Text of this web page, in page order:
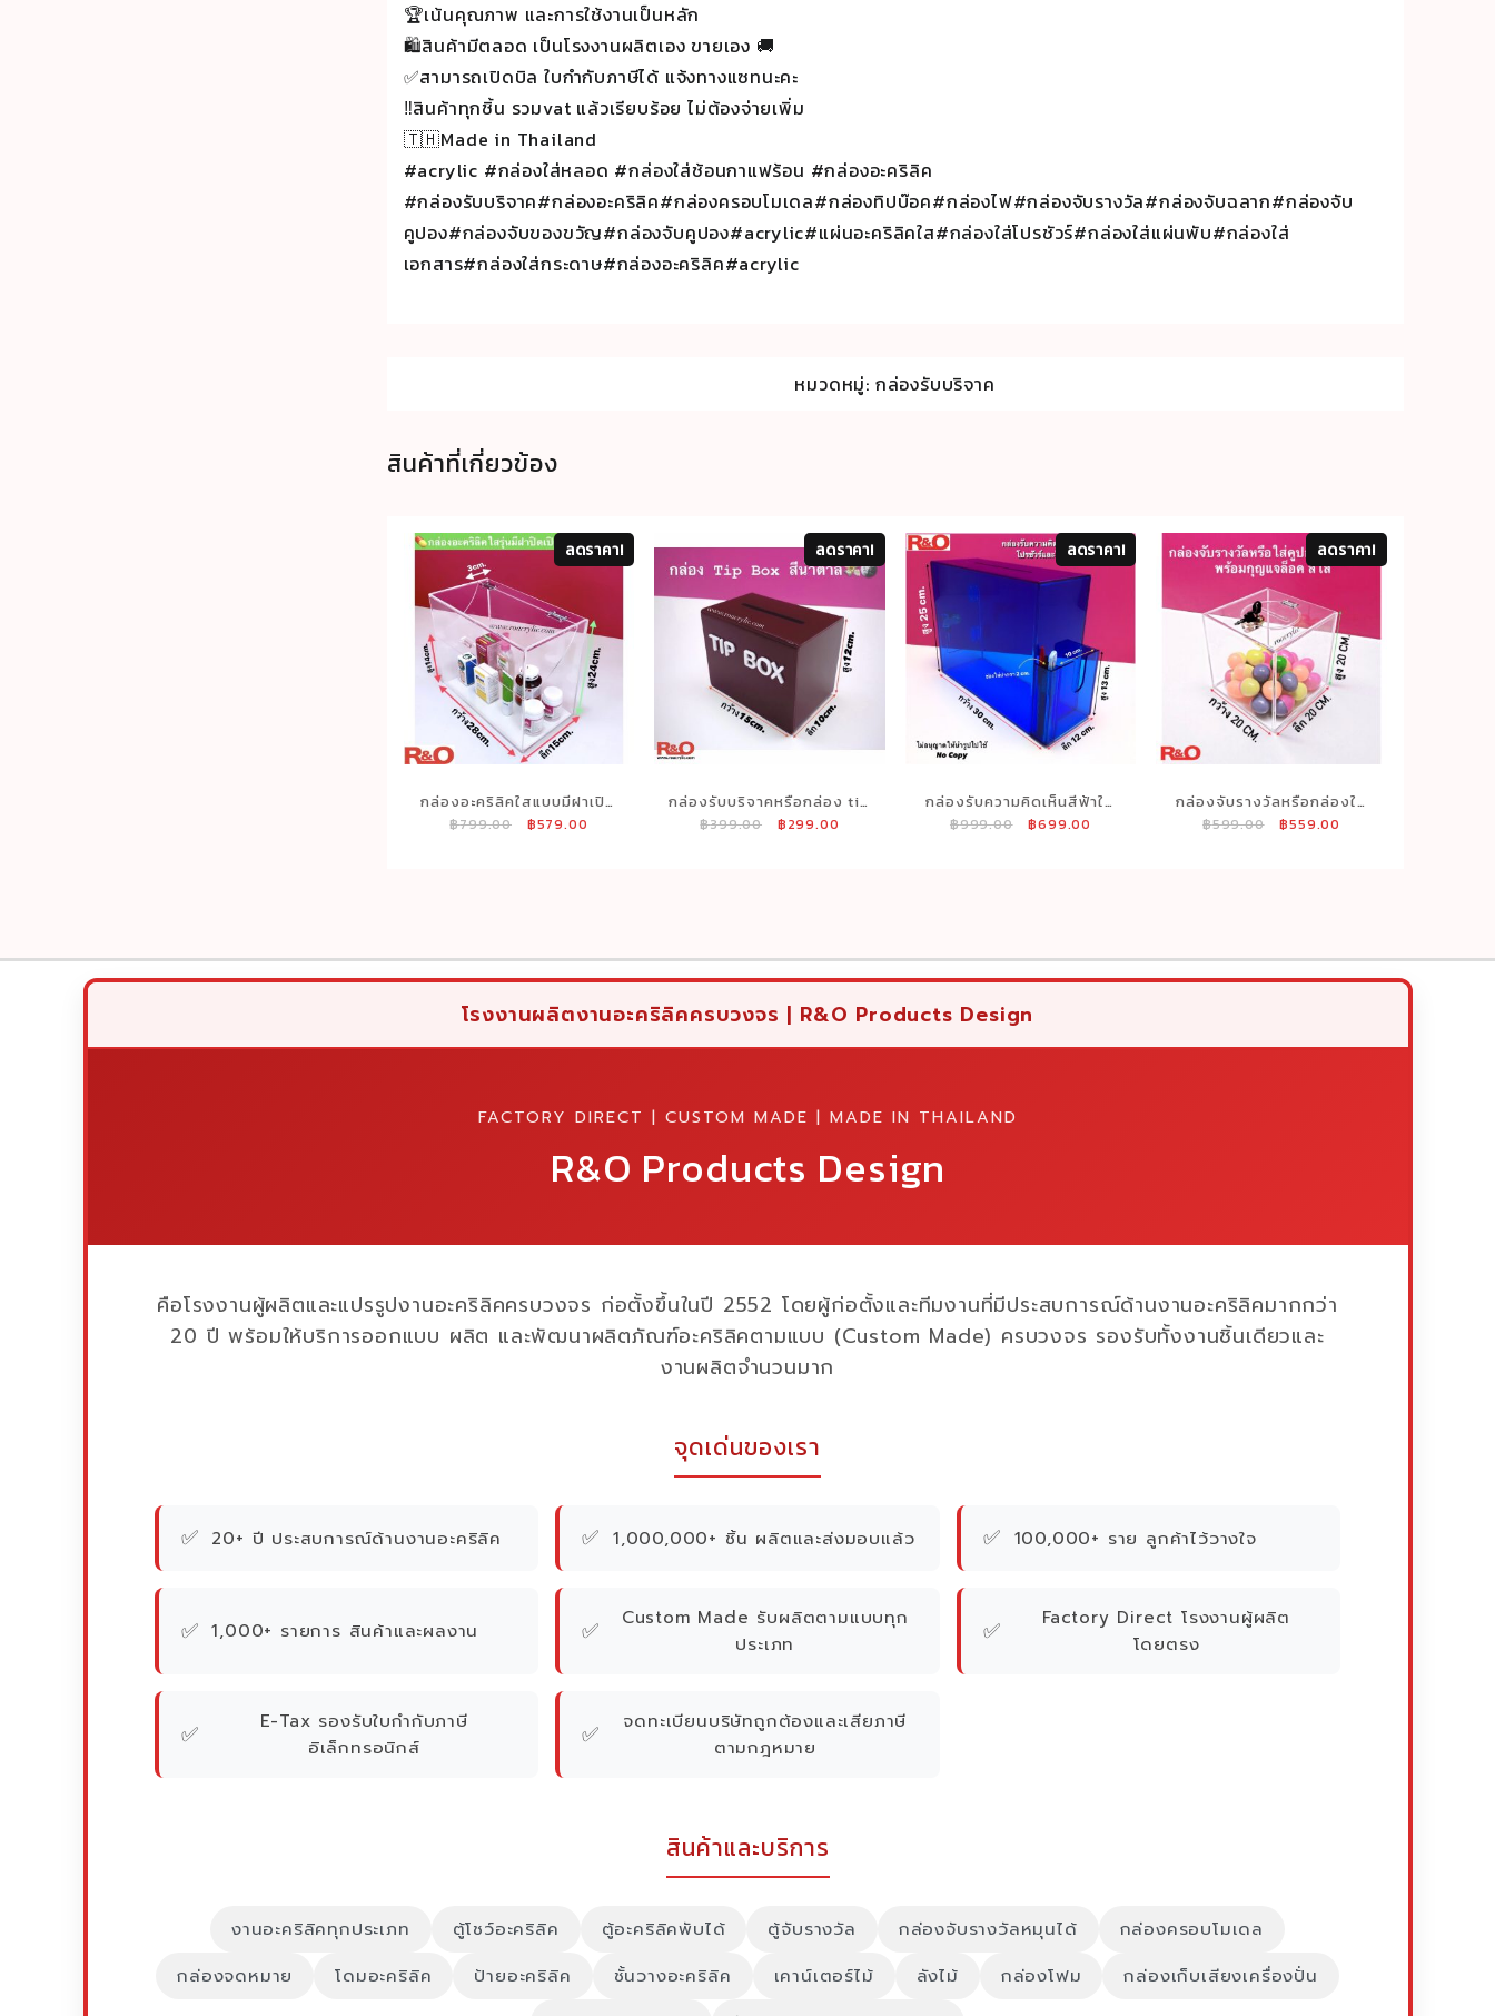
🏆เน้นคุณภาพ และการใช้งานเป็นหลัก
🛍สินค้ามีตลอด เป็นโรงงานผลิตเอง ขายเอง 🚚
✅สามารถเปิดบิล ใบกำกับภาษีได้ แจ้งทางแซทนะคะ
‼️สินค้าทุกชิ้น รวมvat แล้วเรียบร้อย ไม่ต้องจ่ายเพิ่ม
🇹🇭Made in Thailand
#acrylic #กล่องใส่หลอด #กล่องใส่ช้อนกาแฟร้อน #กล่องอะคริลิค
#กล่องรับบริจาค#กล่องอะคริลิค#กล่องครอบโมเดล#กล่องทิปบ๊อค#กล่องไฟ#กล่องจับรางวัล#กล่องจับฉลาก#กล่องจับ
คูปอง#กล่องจับของขวัญ#กล่องจับคูปอง#acrylic#แผ่นอะคริลิคใส#กล่องใส่โปรชัวร์#กล่องใส่แผ่นพับ#กล่องใส่
เอกสาร#กล่องใส่กระดาษ#กล่องอะคริลิค#acrylic
หมวดหมู่: กล่องรับบริจาค
สินค้าที่เกี่ยวข้อง
ลดราคา!
กล่องอะคริลิคใสแบบมีฝาเปิด
ปิด ขนาด
฿799.00
Original
฿579.00
ลดราคา!
กล่องรับบริจาคหรือกล่อง tip
box สีน้ำตาล ขนาด 15x10x12
฿399.00
Original
฿299.00
ลดราคา!
กล่องรับความคิดเห็นสีฟ้าใส
พร้อมที่ใส่โปรชัวร์และใส่
฿999.00
Original
฿699.00
ลดราคา!
กล่องจับรางวัลหรือกล่องใส่
การ์ด สีใส มีฝาปิด ขนาด
฿599.00
Original
฿559.00
โรงงานผลิตงานอะคริลิคครบวงจร | R&O Products Design
FACTORY DIRECT | CUSTOM MADE | MADE IN THAILAND
R&O Products Design
คือโรงงานผู้ผลิตและแปรรูปงานอะคริลิคครบวงจร ก่อตั้งขึ้นในปี 2552 โดยผู้ก่อตั้งและทีมงานที่มีประสบการณ์ด้านงานอะคริลิคมากกว่า
20 ปี พร้อมให้บริการออกแบบ ผลิต และพัฒนาผลิตภัณฑ์อะคริลิคตามแบบ (Custom Made) ครบวงจร รองรับทั้งงานชิ้นเดียวและ
งานผลิตจำนวนมาก
จุดเด่นของเรา
✅ 20+ ปี ประสบการณ์ด้านงานอะคริลิค ✅ 1,000,000+ ชิ้น ผลิตและส่งมอบแล้ว ✅ 100,000+ ราย ลูกค้าไว้วางใจ
✅ 1,000+ รายการ สินค้าและผลงาน ✅
Custom Made รับผลิตตามแบบทุก
ประเภท
✅
Factory Direct โรงงานผู้ผลิต
โดยตรง
✅
E-Tax รองรับใบกำกับภาษี
อิเล็กทรอนิกส์
✅
จดทะเบียนบริษัทถูกต้องและเสียภาษี
ตามกฎหมาย
สินค้าและบริการ
งานอะคริลิคทุกประเภท ตู้โชว์อะคริลิค ตู้อะคริลิคพับได้ ตู้จับรางวัล กล่องจับรางวัลหมุนได้
กล่องครอบโมเดล
กล่องจดหมาย
โดมอะคริลิค ป้ายอะคริลิค ชั้นวางอะคริลิค เคาน์เตอร์ไม้ ลังไม้ กล่องโฟม
กล่องเก็บเสียงเครื่องปั่น